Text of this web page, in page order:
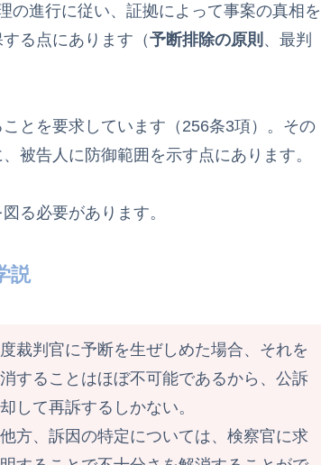
の進行に従い、証拠によって事案の真相を
る点にあります（予断排除の原則 、最判
とを要求しています（256条3項）。その
被告人に防御範囲を示す点にあります。
図る必要があります。
説
裁判官に予断を生ぜしめた場合、それを
することはほぼ不可能であるから、公訴
して再訴するしかない。
方、訴因の特定については、検察官に求